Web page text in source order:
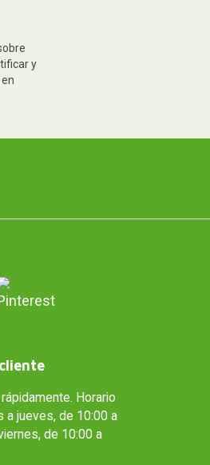
y
Horario
a jueves, de 10:00 a
de 10:00 a